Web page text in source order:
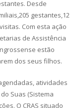
Desde
gestantes,12
Com esta ação
de Assistência
estão
dos seus filhos.
atividades
Suas (Sistema
O CRAS situado